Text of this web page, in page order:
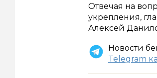
Отвечая на
укрепления,
Алексей
Новости
Telegram